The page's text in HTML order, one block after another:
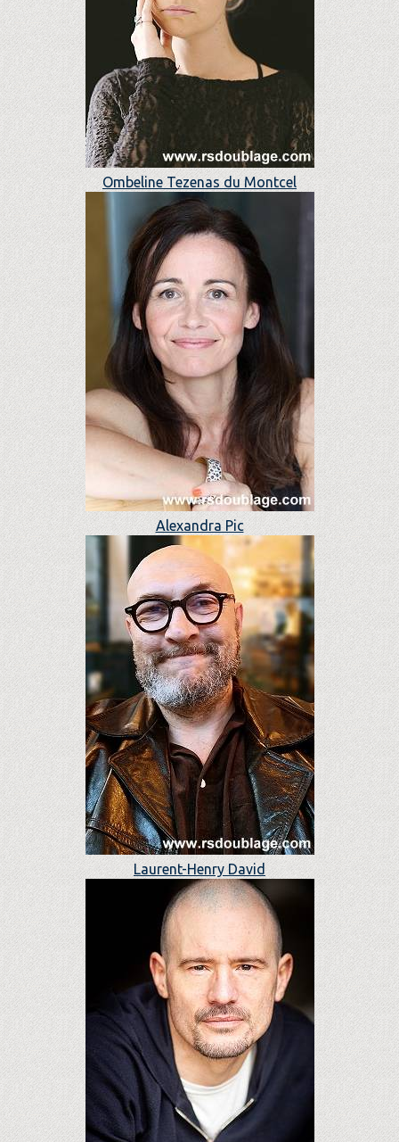
Ombeline Tezenas du Montcel
Alexandra Pic
Laurent-Henry David